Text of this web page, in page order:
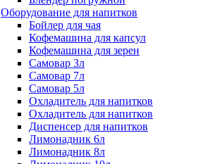
Оборудование для напитков
Бойлер для чая
Кофемашина для капсул
Кофемашина для зерен
Самовар 3л
Самовар 7л
Самовар 5л
Охладитель для напитков
Охладитель для напитков
Диспенсер для напитков
Лимонадник 6л
Лимонадник 8л